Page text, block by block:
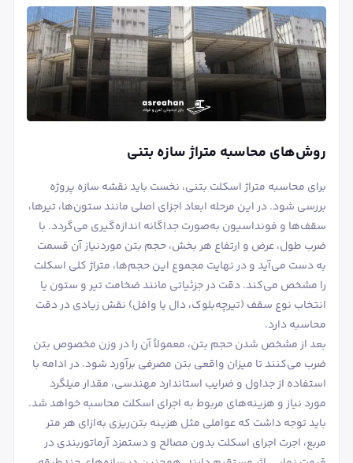
روش‌های محاسبه متراژ سازه بتنی
برای محاسبه متراژ اسکلت بتنی، نخست باید نقشه‌ سازه‌ پروژه
بررسی شود. در این مرحله ابعاد اجزای اصلی مانند ستون‌ها، تیرها،
سقف‌ها و فونداسیون به‌صورت جداگانه اندازه‌گیری می‌گردد. با
ضرب طول، عرض و ارتفاع هر بخش، حجم بتن موردنیاز آن قسمت
به دست می‌آید و در نهایت مجموع این حجم‌ها، متراژ کلی اسکلت
را مشخص می‌کند. دقت در جزئیاتی مانند ضخامت تیر و ستون یا
انتخاب نوع سقف (تیرچه‌بلوک، دال یا وافل) نقش زیادی در دقت
محاسبه دارد.
بعد از مشخص شدن حجم بتن، معمولاً آن را در وزن مخصوص بتن
ضرب می‌کنند تا میزان واقعی بتن مصرفی برآورد شود. در ادامه با
استفاده از جداول و ضرایب استاندارد مهندسی، مقدار میلگرد
مورد نیاز و هزینه‌های مربوط به اجرای اسکلت محاسبه خواهد شد.
باید توجه داشت که عواملی مثل هزینه بتن‌ریزی به‌ازای هر متر
مربع، اجرت اجرای اسکلت بدون مصالح و دستمزد آرماتوربندی در